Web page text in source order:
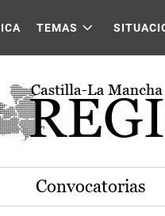
TEMAS
Convocatorias